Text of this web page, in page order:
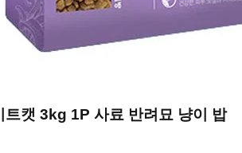
트캣 3kg 1P 사료 반려묘 냥이 밥